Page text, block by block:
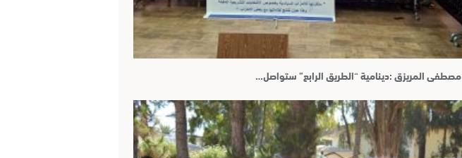
مصطفى المريزق :دينامية “الطريق الرابع” ستواصل…